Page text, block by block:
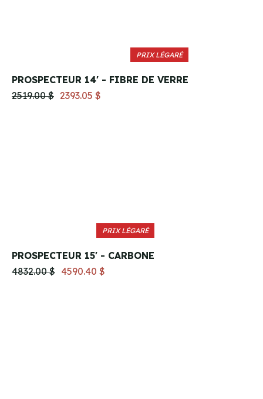
PRIX LÉGARÉ
PROSPECTEUR 14' - FIBRE DE VERRE
2519.00 $ 2393.05 $
PRIX LÉGARÉ
PROSPECTEUR 15' - CARBONE
4832.00 $ 4590.40 $